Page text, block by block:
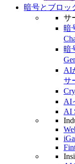
暗号とブロッ
サ
暗
暗
AI
サ
AI
AI